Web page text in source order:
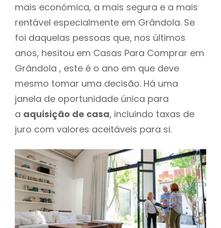
mais económica, a mais segura e a mais
rentável especialmente em Grândola. Se
foi daquelas pessoas que, nos últimos
anos, hesitou em Casas Para Comprar em
Grândola , este é o ano em que deve
mesmo tomar uma decisão. Há uma
janela de oportunidade única para
a aquisição de casa, incluindo taxas de
juro com valores aceitáveis para si.